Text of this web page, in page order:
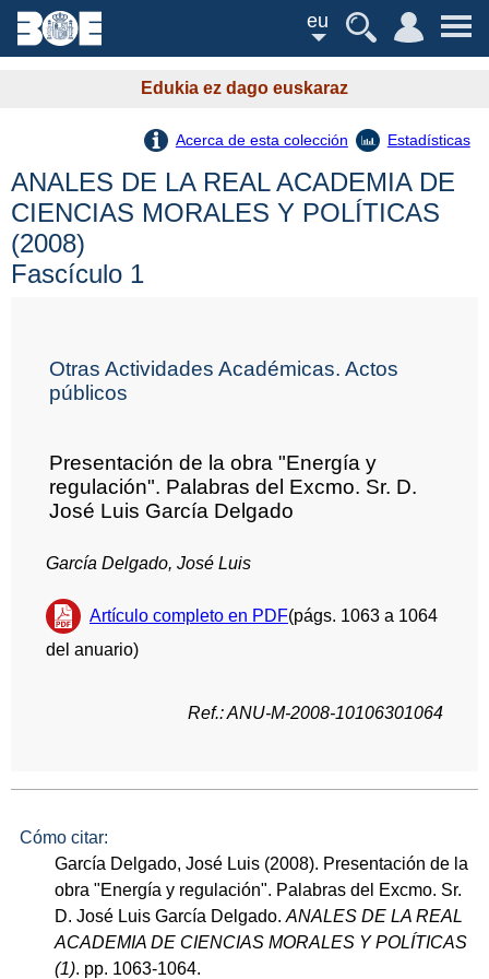
eu
Edukia ez dago euskaraz
Acerca de esta colección Estadísticas
ANALES DE LA REAL ACADEMIA DE
CIENCIAS MORALES Y POLÍTICAS
(2008)
Fascículo 1
Otras Actividades Académicas. Actos
públicos
Presentación de la obra "Energía y
regulación". Palabras del Excmo. Sr. D.
José Luis García Delgado
García Delgado, José Luis
Artículo completo en PDF(págs. 1063 a 1064
del anuario)
Ref.: ANU-M-2008-10106301064
Cómo citar:
García Delgado, José Luis (2008). Presentación de la
obra "Energía y regulación". Palabras del Excmo. Sr.
D. José Luis García Delgado.ANALES DE LA REAL
ACADEMIA DE CIENCIAS MORALES Y POLÍTICAS
(1). pp. 1063-1064.